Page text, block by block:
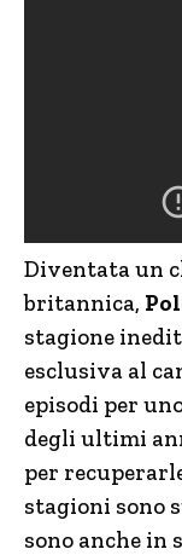
Diventata un
britannica,
stagione
esclusiva al
episodi per
degli ultimi
per
stagioni sono
sono anche in